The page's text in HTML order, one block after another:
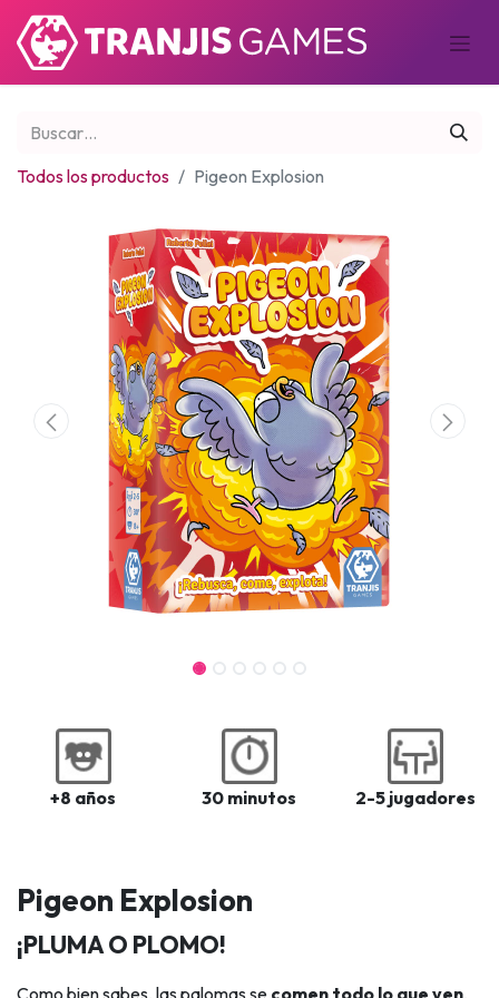
Todos los productos Pigeon Explosion
+8 años 30 minutos 2-5 jugadores
Pigeon Explosion
​¡PLUMA O PLOMO!
Como bien sabes, las palomas se comen todo lo que ven